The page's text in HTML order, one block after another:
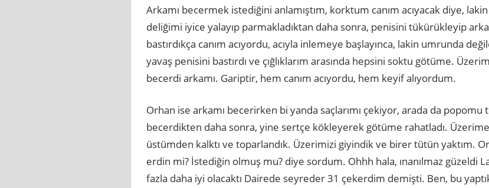
Arkamı becermek istediğini anlamıştım, korktum canım acıyacak diye,
deliğimi iyice yalayıp parmakladıktan daha sonra, penisini tükürükleyip
bastırdıkça canım acıyordu, acıyla inlemeye başlayınca, lakin umrunda
yavaş penisini bastırdı ve çığlıklarım arasında hepsini soktu götüme.
becerdi arkamı. Gariptir, hem canım acıyordu, hem keyif alıyordum.
Orhan ise arkamı becerirken bi yanda saçlarımı çekiyor, arada da popomu
becerdikten daha sonra, yine sertçe kökleyerek götüme rahatladı. Üzerime
üstümden kalktı ve toparlandık. Üzerimizi giyindik ve birer tütün yaktım.
erdin mi? İstediğin olmuş mu? diye sordum. Ohhh hala, ınanılmaz güzeldi
fazla daha iyi olacaktı Dairede seyreder 31 çekerdim demişti. Ben, bu